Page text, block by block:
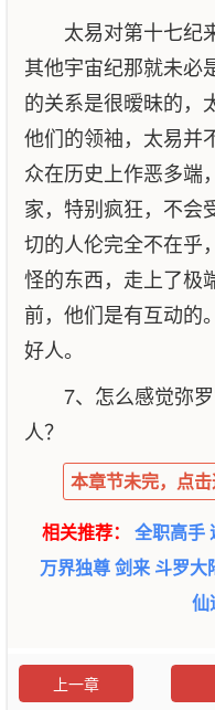
太易对第十七纪
其他宇宙纪那就未必
的关系是很暧昧的，
他们的领袖，太易并
众在历史上作恶多端
家，特别疯狂，不会
切的人伦完全不在乎
怪的东西，走上了极
前，他们是有互动的
好人。
7、怎么感觉弥
人？
本章节未完，点击
相关推荐： 全职高手
万界独尊剑来 斗罗大
仙
上一章